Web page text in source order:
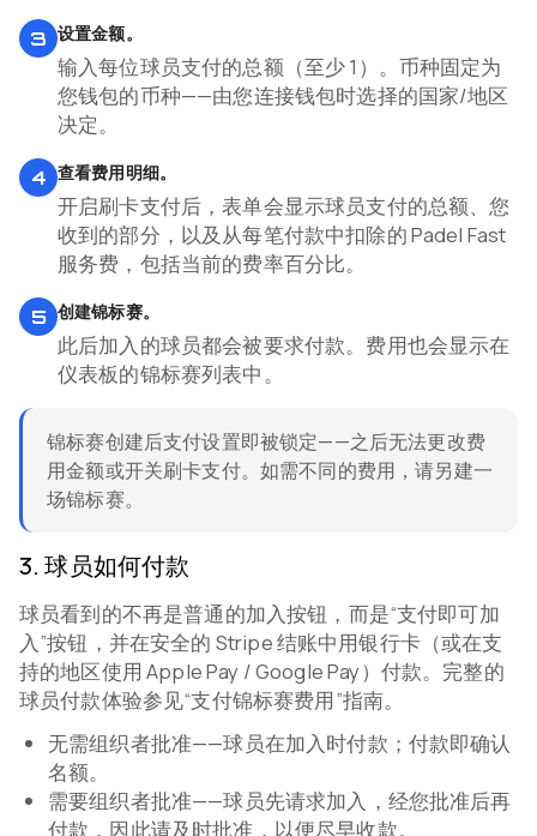
3 设置金额。
输入每位球员支付的总额（至少 1）。币种固定为
您钱包的币种——由您连接钱包时选择的国家/地区
决定。
4 查看费用明细。
开启刷卡支付后，表单会显示球员支付的总额、您
收到的部分，以及从每笔付款中扣除的 Padel Fast
服务费，包括当前的费率百分比。
5 创建锦标赛。
此后加入的球员都会被要求付款。费用也会显示在
仪表板的锦标赛列表中。
锦标赛创建后支付设置即被锁定——之后无法更改费
用金额或开关刷卡支付。如需不同的费用，请另建一
场锦标赛。
3.球员如何付款
球员看到的不再是普通的加入按钮，而是“支付即可加
入”按钮，并在安全的 Stripe 结账中用银行卡（或在支
持的地区使用 Apple Pay / Google Pay）付款。完整的
球员付款体验参见“支付锦标赛费用”指南。
无需组织者批准——球员在加入时付款；付款即确认
名额。
需要组织者批准——球员先请求加入，经您批准后再
付款，因此请及时批准，以便尽早收款。